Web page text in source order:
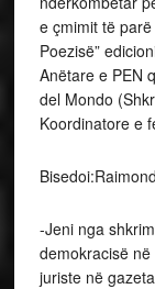
e çmimit të
Poezisë”
Anëtare e PEN
del Mondo
Koordinatore e
-Jeni nga
demokracisë
juriste në